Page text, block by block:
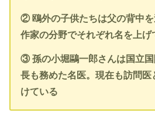
② 鴎外の子供たちは父の背中
作家の分野でそれぞれ名を上げ
③ 孫の小堀鷗一郎さんは国立
長も務めた名医。現在も訪問
けている